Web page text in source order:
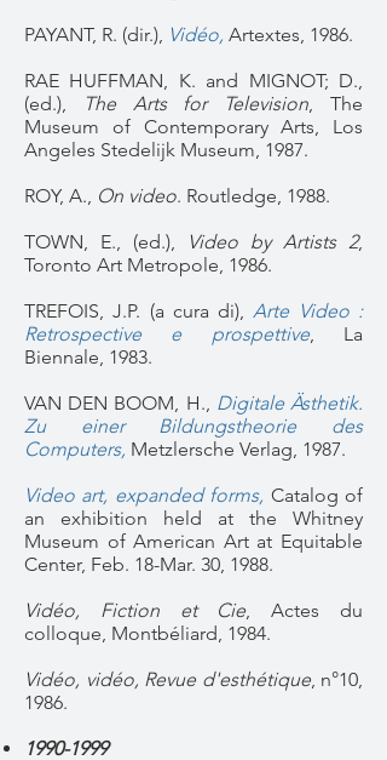
PAYANT, R. (dir.), Vidéo, Artextes, 1986.
RAE HUFFMAN, K. and MIGNOT; D.,
(ed.),
The Arts for Television, The
Museum of Contemporary Arts, Los
Angeles Stedelijk Museum, 1987.
ROY, A., On video. Routledge, 1988.
TOWN, E., (ed.),
Video by Artists 2,
Toronto Art Metropole, 1986.
TREFOIS, J.P. (a cura di),Arte Video :
Retrospective e prospettive, La
Biennale, 1983.
VAN DEN BOOM, H., Digitale Ästhetik.
Zu einer Bildungstheorie des
Computers, Metzlersche Verlag, 1987.
Video art, expanded forms, Catalog of
an exhibition held at the Whitney
Museum of American Art at Equitable
Center, Feb. 18-Mar. 30, 1988.​
Vidéo, Fiction et Cie, Actes du
colloque, Montbéliard, 1984.
Vidéo, vidéo, Revue d'esthétique, n°10,
1986.
1990-1999